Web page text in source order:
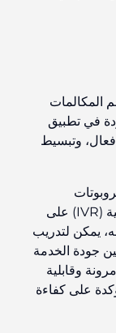
المكالمات
في تطبيق
فعال، وتبسيط
الدردشة وأنظمة الاستجابة الصوتية التفاعلية (IVR) على
يمكن لتدريب
جودة الخدمة
وقابلية
على كفاءة